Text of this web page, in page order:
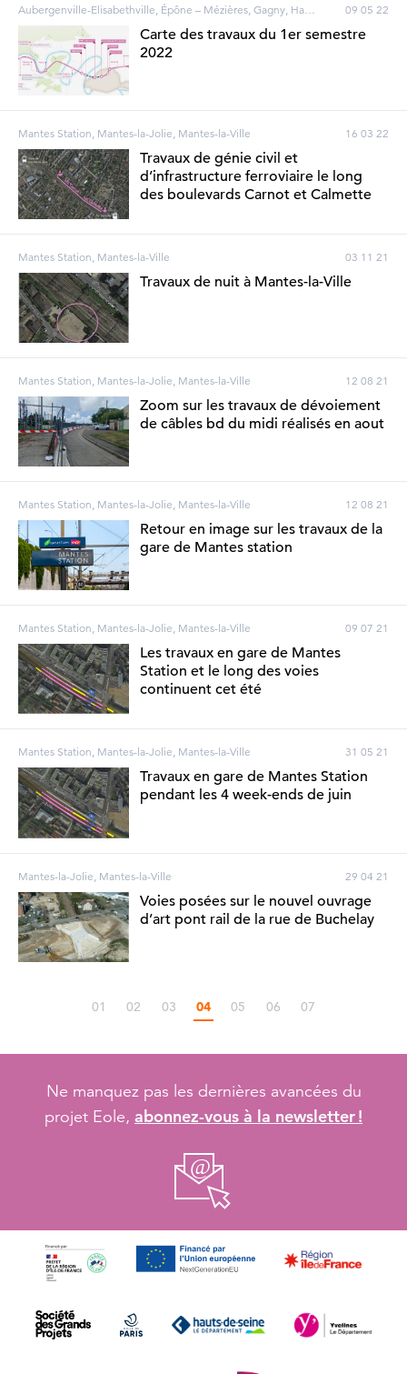
09 05 22
Carte des travaux du 1er semestre
2022
Mantes Station, Mantes-la-Jolie, Mantes-la-Ville 16 03 22
Travaux de génie civil et
d’infrastructure ferroviaire le long
des boulevards Carnot et Calmette
Mantes Station, Mantes-la-Ville 03 11 21
Travaux de nuit à Mantes-la-Ville
Mantes Station, Mantes-la-Jolie, Mantes-la-Ville 12 08 21
Zoom sur les travaux de dévoiement
de câbles bd du midi réalisés en aout
Mantes Station, Mantes-la-Jolie, Mantes-la-Ville 12 08 21
Retour en image sur les travaux de la
gare de Mantes station
Mantes Station, Mantes-la-Jolie, Mantes-la-Ville 09 07 21
Les travaux en gare de Mantes
Station et le long des voies
continuent cet été
Mantes Station, Mantes-la-Jolie, Mantes-la-Ville 31 05 21
Travaux en gare de Mantes Station
pendant les 4 week-ends de juin
Mantes-la-Jolie, Mantes-la-Ville 29 04 21
Voies posées sur le nouvel ouvrage
d’art pont rail de la rue de Buchelay
01 02 03 04 05 06 07
Ne manquez pas les dernières avancées du
projet Eole, abonnez-vous à la newsletter !